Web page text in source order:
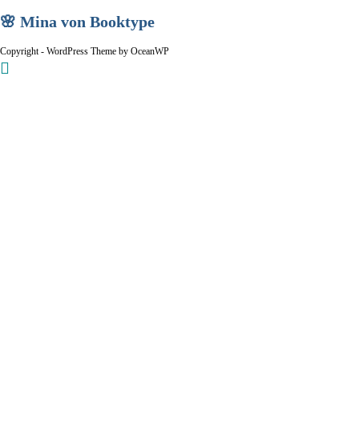
🌸 Mina von Booktype
Copyright - WordPress Theme by OceanWP